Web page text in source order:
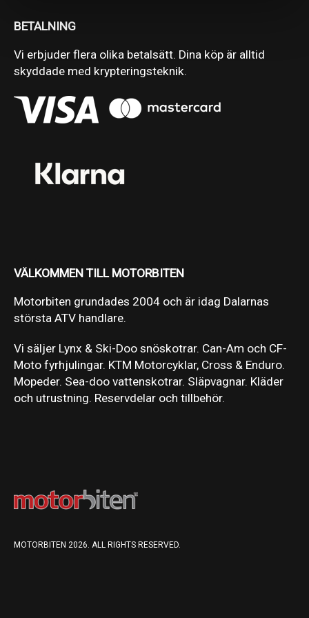
BETALNING
Vi erbjuder flera olika betalsätt. Dina köp är alltid
skyddade med krypteringsteknik.
VÄLKOMMEN TILL MOTORBITEN
Motorbiten grundades 2004 och är idag Dalarnas
största ATV handlare.
Vi säljer Lynx & Ski-Doo snöskotrar. Can-Am och CF-
Moto fyrhjulingar. KTM Motorcyklar, Cross & Enduro.
Mopeder. Sea-doo vattenskotrar. Släpvagnar. Kläder
och utrustning. Reservdelar och tillbehör.
MOTORBITEN 2026. ALL RIGHTS RESERVED.